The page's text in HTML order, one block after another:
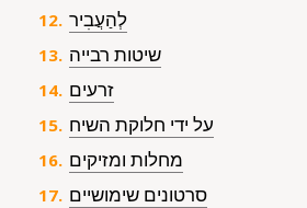
לְהַעֲבִיר
שיטות רבייה
זרעים
על ידי חלוקת השיח
מחלות ומזיקים
סרטונים שימושיים